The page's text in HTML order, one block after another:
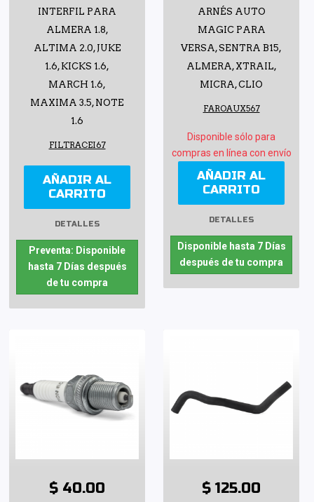
INTERFIL PARA
ALMERA 1.8,
ALTIMA 2.0, JUKE
1.6, KICKS 1.6,
MARCH 1.6,
MAXIMA 3.5, NOTE
1.6
FILTRACEI67
AÑADIR AL
CARRITO
DETALLES
Preventa: Disponible
hasta 7 Días después
de tu compra
ARNÉS AUTO
MAGIC PARA
VERSA, SENTRA B15,
ALMERA, XTRAIL,
MICRA, CLIO
FAROAUX567
Disponible sólo para
compras en línea con envío
AÑADIR AL
CARRITO
DETALLES
Disponible hasta 7 Días
después de tu compra
$ 40.00 $ 125.00